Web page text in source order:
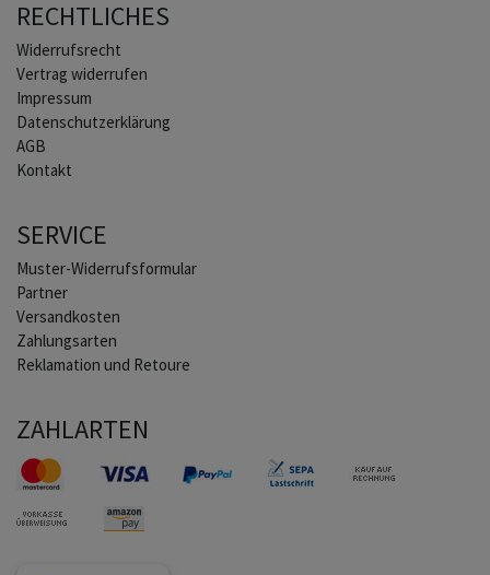
RECHTLICHES
Widerrufs­recht
Vertrag widerrufen
Impressum
Daten­schutz­erklärung
AGB
Kontakt
SERVICE
Muster-Widerrufsformular
Partner
Versandkosten
Zahlungsarten
Reklamation und Retoure
ZAHLARTEN